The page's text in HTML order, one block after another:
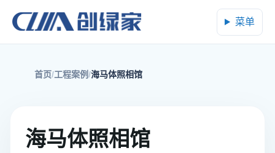
菜单
首页 工程案例 海马体照相馆
海马体照相馆